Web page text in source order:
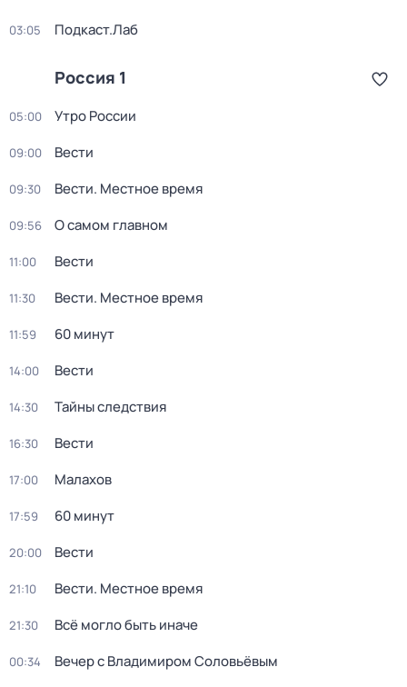
03:05 Подкаст.Лаб
Россия 1
05:00 Утро России
09:00 Вести
09:30 Вести. Местное время
09:56 О самом главном
11:00 Вести
11:30 Вести. Местное время
11:59 60 минут
14:00 Вести
14:30 Тайны следствия
16:30 Вести
17:00 Малахов
17:59 60 минут
20:00 Вести
21:10 Вести. Местное время
21:30 Всё могло быть иначе
00:34 Вечер с Владимиром Соловьёвым